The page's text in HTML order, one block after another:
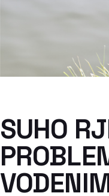
SUHO